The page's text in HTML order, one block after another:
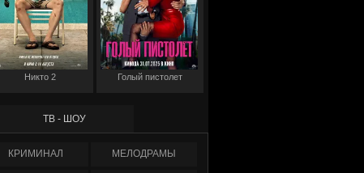
Никто 2 Голый пистолет
ТВ - ШОУ
КРИМИНАЛ МЕЛОДРАМЫ